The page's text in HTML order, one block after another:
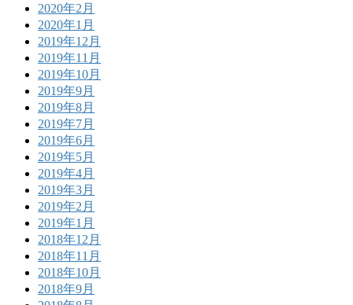
2020年2月
2020年1月
2019年12月
2019年11月
2019年10月
2019年9月
2019年8月
2019年7月
2019年6月
2019年5月
2019年4月
2019年3月
2019年2月
2019年1月
2018年12月
2018年11月
2018年10月
2018年9月